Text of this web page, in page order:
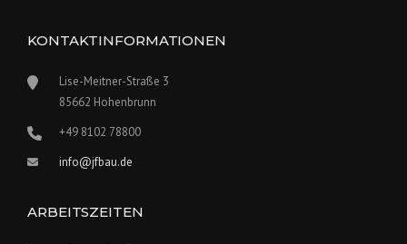
KONTAKTINFORMATIONEN
Lise-Meitner-Straße 3
85662 Hohenbrunn
+49 8102 78800
info@jfbau.de
ARBEITSZEITEN